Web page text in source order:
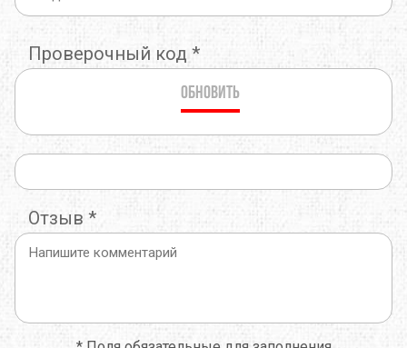
Проверочный код *
Обновить
Отзыв *